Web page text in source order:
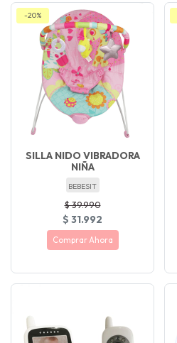
-20%
SILLA NIDO VIBRADORA
NIÑA
BEBESIT
$ 39.990
$ 31.992
Comprar Ahora